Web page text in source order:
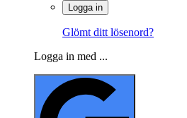
Logga in
Glömt ditt lösenord?
Logga in med ...